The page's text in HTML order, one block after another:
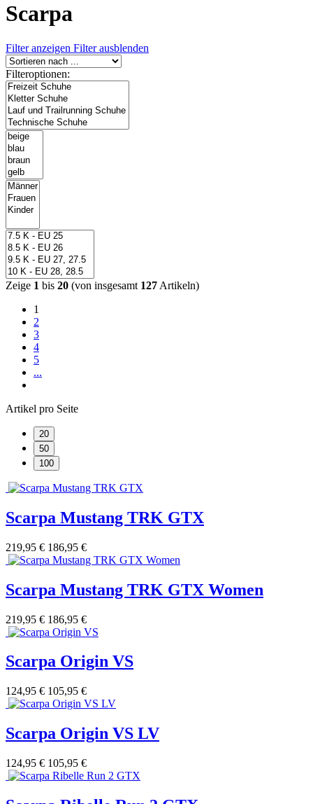
Scarpa
Filter anzeigen Filter ausblenden
Filteroptionen:
Zeige 1 bis 20 (von insgesamt 127 Artikeln)
1
2
3
4
5
...
Artikel pro Seite
20
50
100
Scarpa Mustang TRK GTX
219,95 € 186,95 €
Scarpa Mustang TRK GTX Women
219,95 € 186,95 €
Scarpa Origin VS
124,95 € 105,95 €
Scarpa Origin VS LV
124,95 € 105,95 €